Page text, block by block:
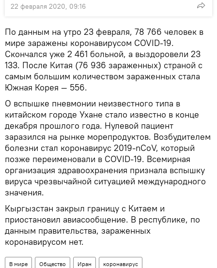
22 февраля 2020, 09:16
По данным на утро 23 февраля, 78 766 человек в
мире заражены коронавирусом COVID-19.
Скончался уже 2 461 больной, а выздоровели 23
133. После Китая (76 936 зараженных) страной с
самым большим количеством зараженных стала
Южная Корея — 556.
О вспышке пневмонии неизвестного типа в
китайском городе Ухане стало известно в конце
декабря прошлого года. Нулевой пациент
заразился на рынке морепродуктов. Возбудителем
болезни стал коронавирус 2019-nCoV, который
позже переименовали в COVID-19. Всемирная
организация здравоохранения признала вспышку
вируса чрезвычайной ситуацией международного
значения.
Кыргызстан закрыл границу с Китаем и
приостановил авиасообщение. В республике, по
данным правительства, зараженных
коронавирусом нет.
В мире Общество Иран коронавирус